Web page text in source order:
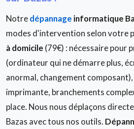
Notredépannage informatique
modes d'intervention selon votre
à domicile (79€) : nécessaire pour
(ordinateur qui ne démarre plus,
anormal, changement
imprimante, branchements
place. Nous nous déplaçons
Bazas avec tous nos outils.